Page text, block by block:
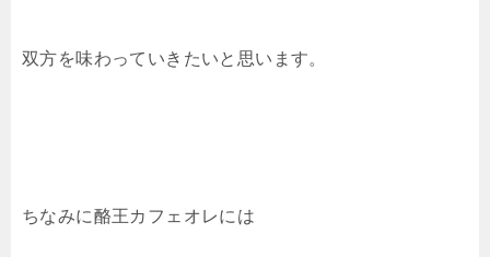
双方を味わっていきたいと思います。
ちなみに酪王カフェオレには